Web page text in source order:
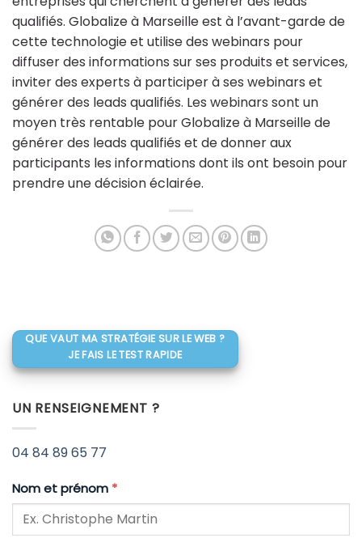
qualifiés. Globalize à Marseille est à l’avant-garde de
cette technologie et utilise des webinars pour
diffuser des informations sur ses produits et services,
inviter des experts à participer à ses webinars et
générer des leads qualifiés. Les webinars sont un
moyen très rentable pour Globalize à Marseille de
générer des leads qualifiés et de donner aux
participants les informations dont ils ont besoin pour
prendre une décision éclairée.
QUE VAUT MA STRATÉGIE SUR LE WEB ?
JE FAIS LE TEST RAPIDE
UN RENSEIGNEMENT ?
04 84 89 65 77
Nom et prénom *